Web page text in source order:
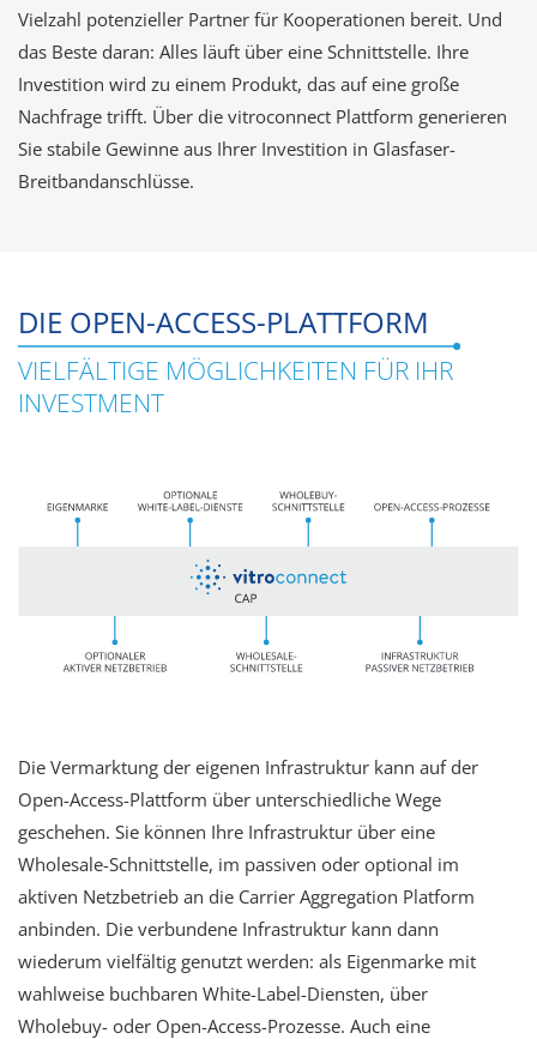
Vielzahl potenzieller Partner für Kooperationen bereit. Und
das Beste daran: Alles läuft über eine Schnittstelle. Ihre
Investition wird zu einem Produkt, das auf eine große
Nachfrage trifft. Über die vitroconnect Plattform generieren
Sie stabile Gewinne aus Ihrer Investition in Glasfaser-
Breitbandanschlüsse.
DIE OPEN-ACCESS-PLATTFORM
VIELFÄLTIGE MÖGLICHKEITEN FÜR IHR
INVESTMENT
Die Vermarktung der eigenen Infrastruktur kann auf der
Open-Access-Plattform über unterschiedliche Wege
geschehen. Sie können Ihre Infrastruktur über eine
Wholesale-Schnittstelle, im passiven oder optional im
aktiven Netzbetrieb an die Carrier Aggregation Platform
anbinden. Die verbundene Infrastruktur kann dann
wiederum vielfältig genutzt werden: als Eigenmarke mit
wahlweise buchbaren White-Label-Diensten, über
Wholebuy- oder Open-Access-Prozesse. Auch eine